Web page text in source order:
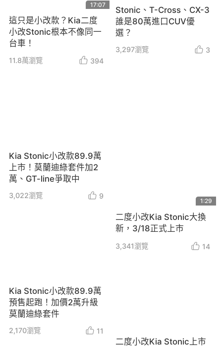
17:07
這只是小改款？Kia二度
小改Stonic根本不像同一
台車！
11.8萬瀏覽 394
Kia Stonic小改款89.9萬
上市！莫蘭迪綠套件加2
萬、GT-line爭取中
3,022瀏覽 9
Kia Stonic小改款89.9萬
預售起跑！加價2萬升級
莫蘭迪綠套件
2,170瀏覽 11
Stonic、T-Cross、CX-3
誰是80萬進口CUV優
選？
3,297瀏覽 3
1:29
二度小改Kia Stonic大換
新，3/18正式上市
3,341瀏覽 14
二度小改Kia Stonic上市